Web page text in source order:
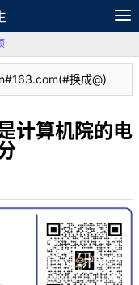
记
换成@)
计算机院的电